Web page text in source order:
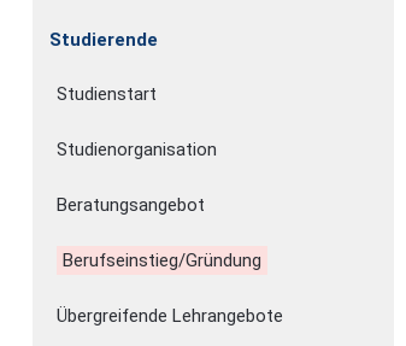
Studierende
Studienstart
Studienorganisation
Beratungsangebot
Berufseinstieg/Gründung
Übergreifende Lehrangebote